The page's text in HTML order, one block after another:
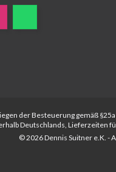
der Besteuerung gemäß §25a
Deutschlands, Lieferzeiten
© 2026 Dennis Suitner e.K. -